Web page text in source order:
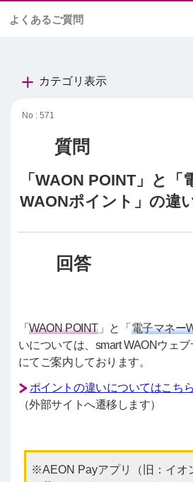
よくあるご質問
カテゴリ表示
No : 571
「WAON POINT」と「
WAONポイント」の違
「WAON POINT」と「 電子マネー
いについては、smart WAONウェ
にてご案内しております。
ポイントの違いについてはこちら
（外部サイトへ遷移します）
AEON Payアプリ（旧：イオ